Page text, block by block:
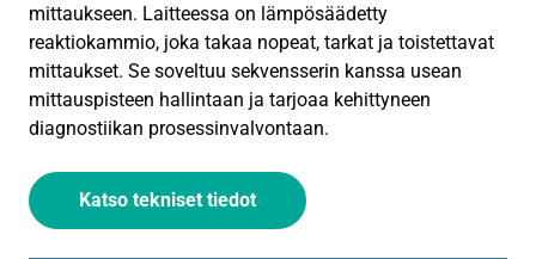
mittaukseen. Laitteessa on lämpösäädetty
reaktiokammio, joka takaa nopeat, tarkat ja toistettavat
mittaukset. Se soveltuu sekvensserin kanssa usean
mittauspisteen hallintaan ja tarjoaa kehittyneen
diagnostiikan prosessinvalvontaan.
Katso tekniset tiedot